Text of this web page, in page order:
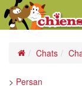
Chats
> Persan